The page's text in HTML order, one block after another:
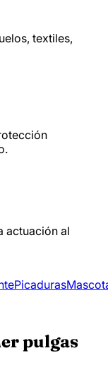
textiles,
actuación al
Picaduras
pulgas